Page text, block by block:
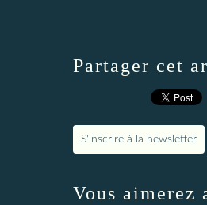
Partager cet
S'inscrire à la newsletter
Vous aimerez